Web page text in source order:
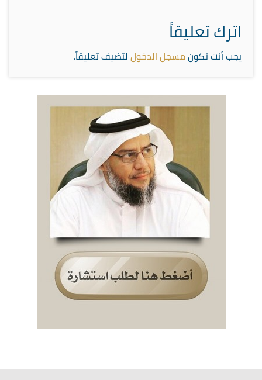
اترك تعليقاً
يجب أنت تكونمسجل الدخوللتضيف تعليقاً.